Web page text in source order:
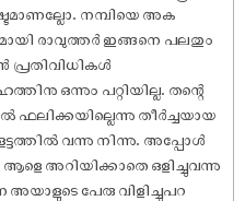
നമ്പിയെ അക
രാവുത്തർ ഇങ്ങനെ പലതും
പ്രതിവിധികൾ
ഒന്നും പറ്റിയില്ല. തന്റെ
ഫലിക്കയില്ലെന്നു തീർച്ചയായ
വന്നു നിന്നു. അപ്പോൾ
അറിയിക്കാതെ ഒളിച്ചുവന്നു
പേരു വിളിച്ചുപറ